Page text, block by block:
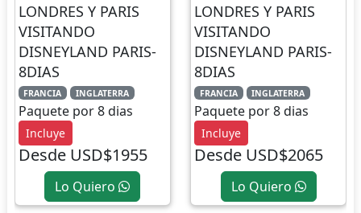
LONDRES Y PARIS
VISITANDO
DISNEYLAND PARIS-
8DIAS
FRANCIA INGLATERRA
Paquete por 8 dias
Incluye
Desde USD$1955
Lo Quiero
LONDRES Y PARIS
VISITANDO
DISNEYLAND PARIS-
8DIAS
FRANCIA INGLATERRA
Paquete por 8 dias
Incluye
Desde USD$2065
Lo Quiero